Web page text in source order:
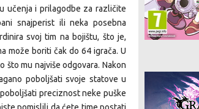
učenja i prilagodbe za različite
snajperist ili neka posebna
svoj tim na bojištu, što je,
može boriti čak do 64 igrača. U
mu najviše odgovara. Nakon
poboljšati svoje statove u
preciznost neke puške
pomislili da ćete time postati